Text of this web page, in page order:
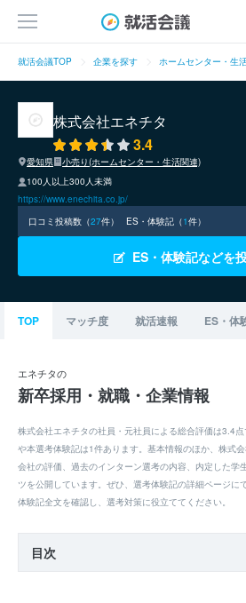
就活会議TOP 企業を探す ホームセンター・生
株式会社エネチタ
3.4
愛知県
小売り(ホームセンター・生活関連)
100人以上300人未満
https://www.enechita.co.jp/
口コミ投稿数（27件） ES・体験記（1件）
ES・体験記などを
TOP マッチ度 就活速報 ES・体
エネチタの
新卒採用・就職・企業情報
株式会社エネチタの社員・元社員による総合評価は3.4
や本選考体験記は1件あります。基本情報のほか、株式
会社の評価、過去のインターン選考の内容、内定した学
ツを公開しています。ぜひ、選考体験記の詳細ページに
体験記全文を確認し、選考対策に役立ててください。
目次